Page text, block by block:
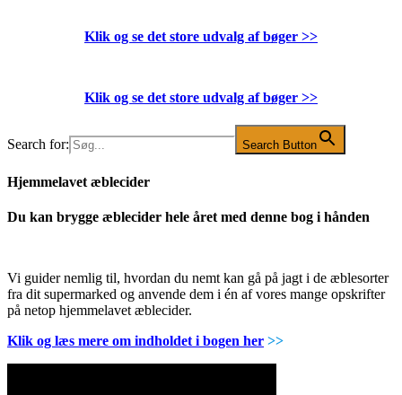
Klik og se det store udvalg af bøger >>
Klik og se det store udvalg af bøger >>
Search for: Search Button
Hjemmelavet æblecider
Du kan brygge æblecider hele året med denne bog i hånden
Vi guider nemlig til, hvordan du nemt kan gå på jagt i de æblesorter
fra dit supermarked og anvende dem i én af vores mange opskrifter
på netop hjemmelavet æblecider.
Klik og læs mere om indholdet i bogen her >>